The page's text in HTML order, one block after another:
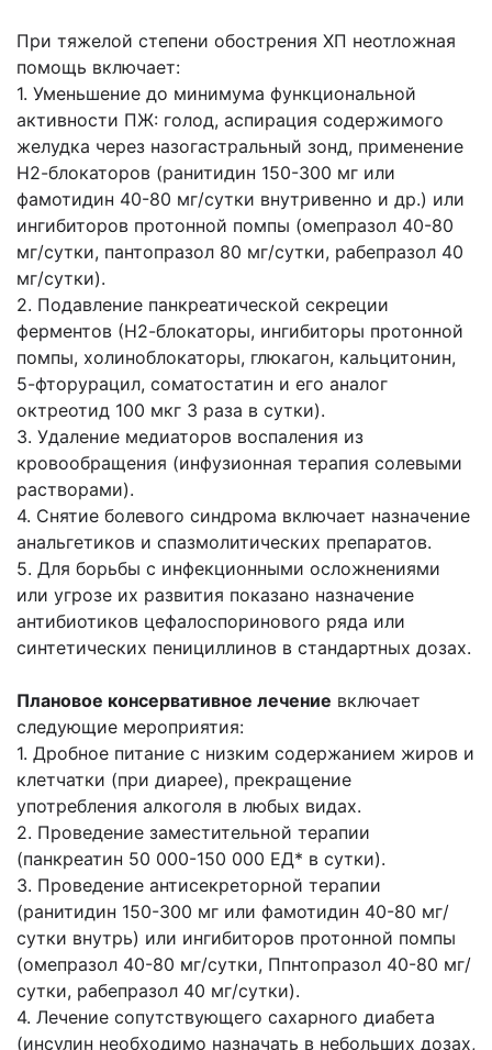
При тяжелой степени обострения ХП неотложная
помощь включает:
1. Уменьшение до минимума функциональной
активности ПЖ: голод, аспирация содержимого
желудка через назогастральный зонд, применение
Н2-блокаторов (ранитидин 150-300 мг или
фамотидин 40-80 мг/сутки внутривенно и др.) или
ингибиторов протонной помпы (омепразол 40-80
мг/сутки, пантопразол 80 мг/сутки, рабепразол 40
мг/сутки).
2. Подавление панкреатической секреции
ферментов (Н2-блокаторы, ингибиторы протонной
помпы, холиноблокаторы, глюкагон, кальцитонин,
5-фторурацил, соматостатин и его аналог
октреотид 100 мкг 3 раза в сутки).
3. Удаление медиаторов воспаления из
кровообращения (инфузионная терапия солевыми
растворами).
4. Снятие болевого синдрома включает назначение
анальгетиков и спазмолитических препаратов.
5. Для борьбы с инфекционными осложнениями
или угрозе их развития показано назначение
антибиотиков цефалоспоринового ряда или
синтетических пенициллинов в стандартных дозах.
Плановое консервативное лечение включает
следующие мероприятия:
1. Дробное питание с низким содержанием жиров и
клетчатки (при диарее), прекращение
употребления алкоголя в любых видах.
2. Проведение заместительной терапии
(панкреатин 50 000-150 000 ЕД* в сутки).
3. Проведение антисекреторной терапии
(ранитидин 150-300 мг или фамотидин 40-80 мг/
сутки внутрь) или ингибиторов протонной помпы
(омепразол 40-80 мг/сутки, Ппнтопразол 40-80 мг/
сутки, рабепразол 40 мг/сутки).
4. Лечение сопутствующего сахарного диабета
(инсулин необходимо назначать в небольших дозах,